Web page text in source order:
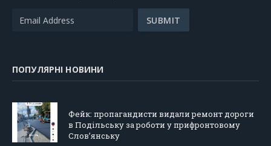
ПОПУЛЯРНІ НОВИНИ
Фейк: пропагандисти видали ремонт дороги
в Подільську за роботи у прифронтовому
Слов’янську